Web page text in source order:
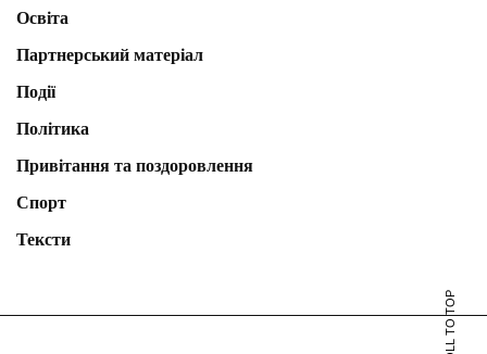
Освіта
Партнерський матеріал
Події
Політика
Привітання та поздоровлення
Спорт
Тексти